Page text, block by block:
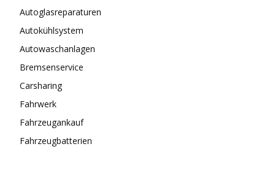
Autoglasreparaturen
Autokühlsystem
Autowaschanlagen
Bremsenservice
Carsharing
Fahrwerk
Fahrzeugankauf
Fahrzeugbatterien